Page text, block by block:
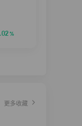
%
更多收藏